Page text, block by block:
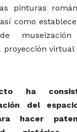
pinturas
como
proyección
ha
del
hacer